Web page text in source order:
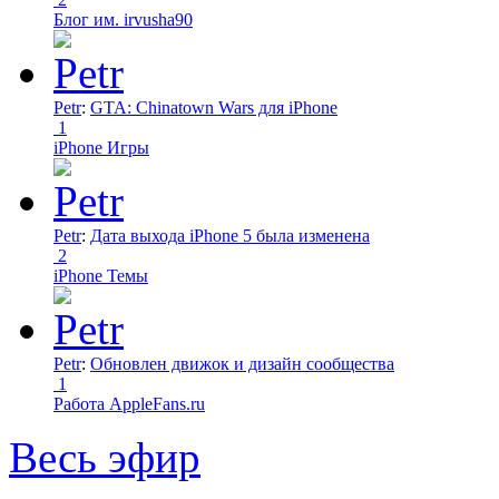
Блог им. irvusha90
Petr: GTA: Chinatown Wars для iPhone
1
iPhone Игры
Petr: Дата выхода iPhone 5 была изменена
2
iPhone Темы
Petr: Обновлен движок и дизайн сообщества
1
Работа AppleFans.ru
Весь эфир